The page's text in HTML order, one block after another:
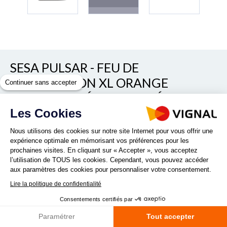
SESA PULSAR - FEU DE
PÉNÉTRATION XL ORANGE
HOMOLOGUÉ & ULTRA RÉSISTANT
Voir/cacher les autres références
économique , extra plat, ultra léger, visible à 180° et ultra
résistant pour votre véhicule industriel ? Vous recherchez un
Continuer sans accepter
Les Cookies
Nous utilisons des cookies sur notre site Internet pour vous offrir une
expérience optimale en mémorisant vos préférences pour les
prochaines visites. En cliquant sur « Accepter », vous acceptez
l’utilisation de TOUS les cookies. Cependant, vous pouvez accéder
aux paramètres des cookies pour personnaliser votre consentement.
Lire la politique de confidentialité
Consentements certifiés par
Paramétrer Tout accepter